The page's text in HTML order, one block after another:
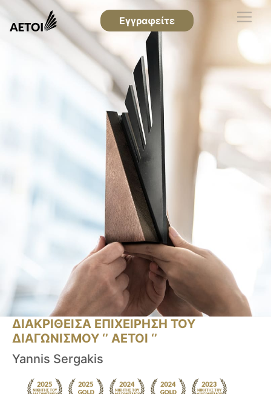
Εγγραφείτε
ΔΙΑΚΡΙΘΕΙΣΑ ΕΠΙΧΕΙΡΗΣΗ ΤΟΥ
ΔΙΑΓΩΝΙΣΜΟΥ ‘’ ΑΕΤΟΙ ‘’
Yannis Sergakis